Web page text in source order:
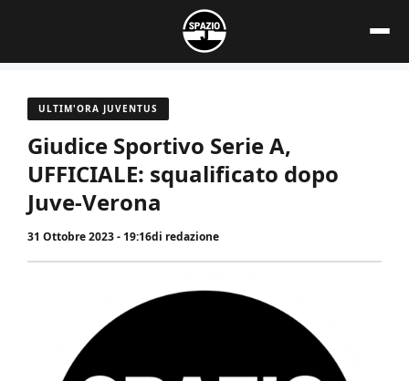
contenuto
ULTIM'ORA JUVENTUS
Giudice Sportivo Serie A,
UFFICIALE: squalificato dopo
Juve-Verona
31 Ottobre 2023 - 19:16di redazione